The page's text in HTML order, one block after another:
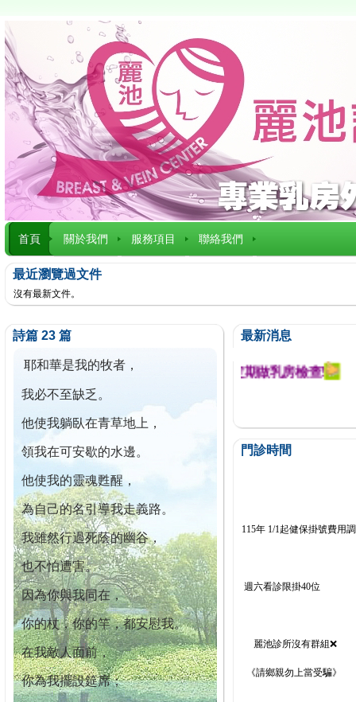
首頁 關於我們 服務項目 聯絡我們
最近瀏覽過文件
沒有最新文件。
詩篇 23 篇
耶和華是我的牧者，
我必不至缺乏。
他使我躺臥在青草地上，
領我在可安歇的水邊。
他使我的靈魂甦醒，
為自己的名引導我走義路。
我雖然行過死蔭的幽谷，
也不怕遭害。
因為你與我同在，
你的杖，你的竿，都安慰我。
在我敵人面前，
你為我擺設筵席；
最新消息
迄今已篩檢出1700位乳癌患者,提醒您定期做乳房檢查!
門診時間
115年 1/1起健保掛號費用
週六看診限掛40位
麗池診所沒有群組❌
《請鄉親勿上當受騙》